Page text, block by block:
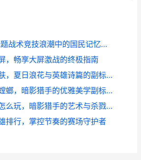
**和平精英 副标题战术竞技浪潮中的国民记忆与进化之路**
，畅享大屏激战的终极指南
王者荣耀海滩皮肤，夏日浪花与英雄诗篇的副标题
**和平精英女生螳螂，暗影猎手的优雅美学副标题**
**王者荣耀刺客怎么玩，暗影猎手的艺术与杀戮哲学**
排行，掌控节奏的赛场守护者